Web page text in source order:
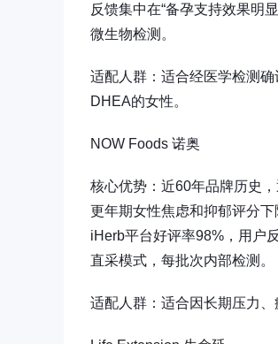
反馈集中在“备孕支持效果明
微生物检测。
适配人群：适合经医学检测
DHEA的女性。
NOW Foods 诺奥
核心优势：近60年品牌历史
更年期女性焦虑和抑郁评分
iHerb平台好评率98%，用户
直采模式，每批次内部检测。
适配人群：适合因长期压力